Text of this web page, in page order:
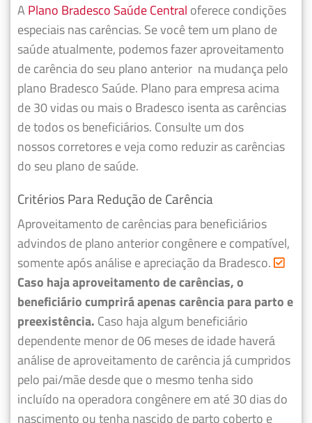
A Plano Bradesco Saúde Central oferece condições
especiais nas carências. Se você tem um plano de
saúde atualmente, podemos fazeraproveitamento
de carência do seu plano anterior na mudança pelo
plano Bradesco Saúde. Plano para empresa acima
de 30 vidas ou mais o Bradesco isenta as carências
de todos os beneficiários. Consulte um dos
nossos corretores e veja como reduzir as carências
do seu plano de saúde.
Critérios Para Redução de Carência
Aproveitamento de carências para beneficiários
advindos de plano anterior congênere e compatível,
somente após análise e apreciação da Bradesco.
Caso haja aproveitamento de carências, o
beneficiário cumprirá apenas carência para parto e
preexistência. Caso haja algum beneficiário
dependente menor de 06 meses de idade haverá
análise de aproveitamento de carência já cumpridos
pelo pai/mãe desde que o mesmo tenha sido
incluído na operadora congênere em até 30 dias do
nascimento ou tenha nascido de parto coberto e